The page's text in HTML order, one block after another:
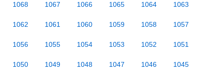
1068 1067 1066 1065 1064 1063
1062 1061 1060 1059 1058 1057
1056 1055 1054 1053 1052 1051
1050 1049 1048 1047 1046 1045